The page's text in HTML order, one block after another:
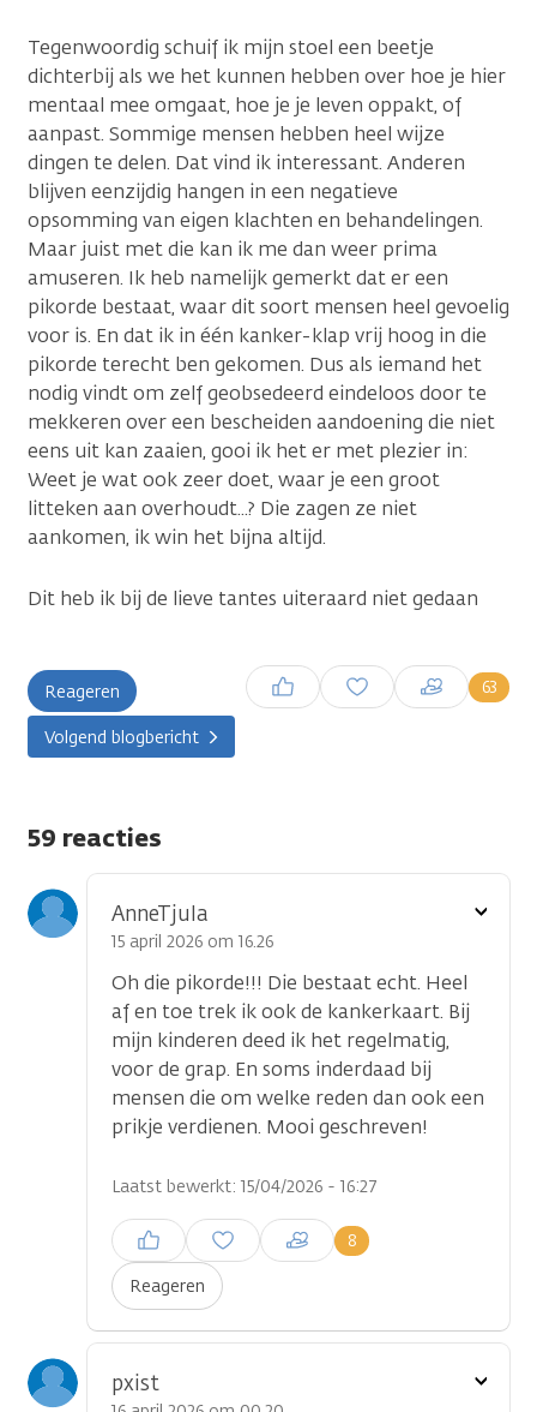
Tegenwoordig schuif ik mijn stoel een beetje
dichterbij als we het kunnen hebben over hoe je hier
mentaal mee omgaat, hoe je je leven oppakt, of
aanpast. Sommige mensen hebben heel wijze
dingen te delen. Dat vind ik interessant. Anderen
blijven eenzijdig hangen in een negatieve
opsomming van eigen klachten en behandelingen.
Maar juist met die kan ik me dan weer prima
amuseren. Ik heb namelijk gemerkt dat er een
pikorde bestaat, waar dit soort mensen heel gevoelig
voor is. En dat ik in één kanker-klap vrij hoog in die
pikorde terecht ben gekomen. Dus als iemand het
nodig vindt om zelf geobsedeerd eindeloos door te
mekkeren over een bescheiden aandoening die niet
eens uit kan zaaien, gooi ik het er met plezier in:
Weet je wat ook zeer doet, waar je een groot
litteken aan overhoudt...? Die zagen ze niet
aankomen, ik win het bijna altijd.
Dit heb ik bij de lieve tantes uiteraard niet gedaan
Reageren 63
Inloggen om een reactie te
plaatsen
Volgend blogbericht
59 reacties
AnneTjula
15 april 2026 om 16.26
Oh die pikorde!!! Die bestaat echt. Heel
af en toe trek ik ook de kankerkaart. Bij
mijn kinderen deed ik het regelmatig,
voor de grap. En soms inderdaad bij
mensen die om welke reden dan ook een
prikje verdienen. Mooi geschreven!
Laatst bewerkt: 15/04/2026 - 16:27
Reageren
8
Inloggen om een reactie te
plaatsen
Toon
pxist
Toon